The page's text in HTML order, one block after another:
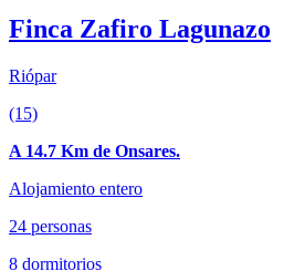
Finca Zafiro Lagunazo
Riópar
(15)
A 14.7 Km de Onsares.
Alojamiento entero
24 personas
8 dormitorios